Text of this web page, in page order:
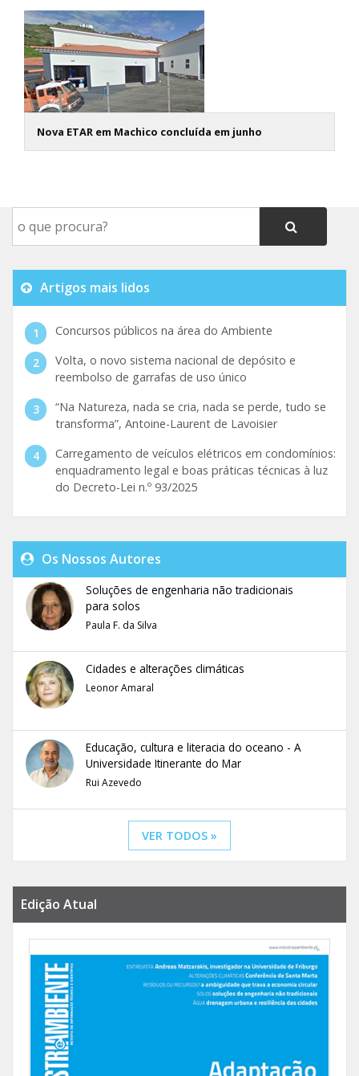
Nova ETAR em Machico concluída em junho
Artigos mais lidos
Concursos públicos na área do Ambiente
Volta, o novo sistema nacional de depósito e
reembolso de garrafas de uso único
“Na Natureza, nada se cria, nada se perde, tudo se
transforma”, Antoine-Laurent de Lavoisier
Carregamento de veículos elétricos em condomínios:
enquadramento legal e boas práticas técnicas à luz
do Decreto-Lei n.º 93/2025
Os Nossos Autores
Soluções de engenharia não tradicionais
para solos
Paula F. da Silva
Cidades e alterações climáticas
Leonor Amaral
Educação, cultura e literacia do oceano - A
Universidade Itinerante do Mar
Rui Azevedo
VER TODOS »
Edição Atual